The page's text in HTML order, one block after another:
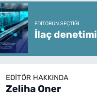
EDITÖRÜN SEÇTIĞI
İlaç
EDITÖR HAKKINDA
Zeliha Oner